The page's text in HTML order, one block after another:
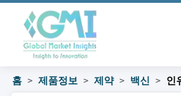
홈 제품정보 제약 백신 인